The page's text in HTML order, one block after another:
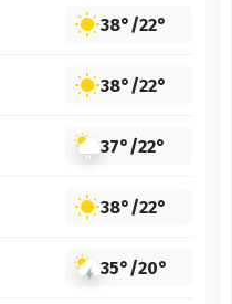
38°/22°
38°/22°
37°/22°
38°/22°
35°/20°